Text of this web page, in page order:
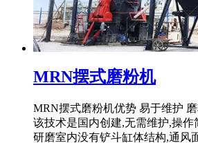
MRN摆式磨粉机
MRN摆式磨粉机优势 易于维护
该技术是国内创建,无需维护,操
研磨室内没有铲斗缸体结构,通风